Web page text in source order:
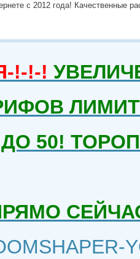
с 2012 года! Качественные
!-!-!
50!
ПРЯМО